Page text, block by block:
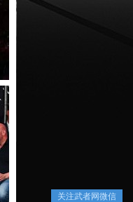
关注武者网微信